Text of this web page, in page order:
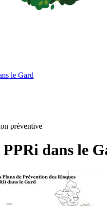
le Gard
préventive
dans le